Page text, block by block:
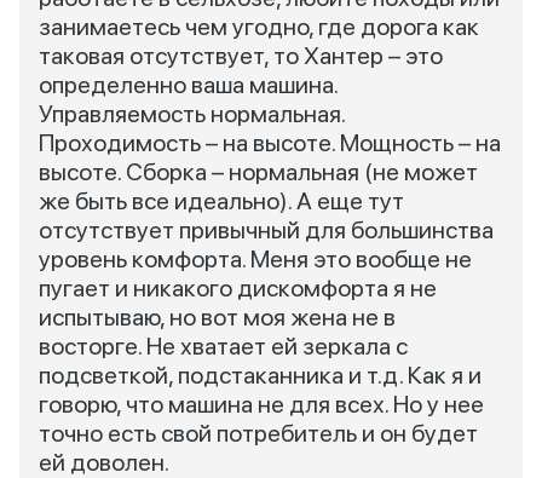
занимаетесь чем угодно, где дорога как
таковая отсутствует, то Хантер – это
определенно ваша машина.
Управляемость нормальная.
Проходимость – на высоте. Мощность – на
высоте. Сборка – нормальная (не может
же быть все идеально). А еще тут
отсутствует привычный для большинства
уровень комфорта. Меня это вообще не
пугает и никакого дискомфорта я не
испытываю, но вот моя жена не в
восторге. Не хватает ей зеркала с
подсветкой, подстаканника и т.д. Как я и
говорю, что машина не для всех. Но у нее
точно есть свой потребитель и он будет
ей доволен.